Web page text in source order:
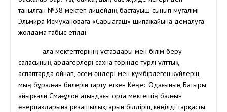
танылған №38 мектеп лицейдің бастауыш сынып мұғалімі
Эльмира Исмухановаға «Сарыағаш» шипажайына демалуға
жолдама табыс етілді.
Қала мектептерінің ұстаздары мен білім беру
саласының ардагерлері сахна төрінде түрлі ұлттық
аспаптарда ойнап, әсем әндері мен күмбірлеген күйлерін,
мың бұралған билерін тарту еткен Кеңес Одағының Батыры
Қайырғали Смағұлов атындағы орта мектептің балғын
өнерпаздарына ризашылықтарын білдіріп, көңілді тарқасты.